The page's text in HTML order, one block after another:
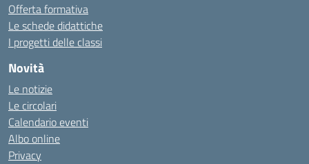
Offerta formativa
Le schede didattiche
I progetti delle classi
Novità
Le notizie
Le circolari
Calendario eventi
Albo online
Privacy